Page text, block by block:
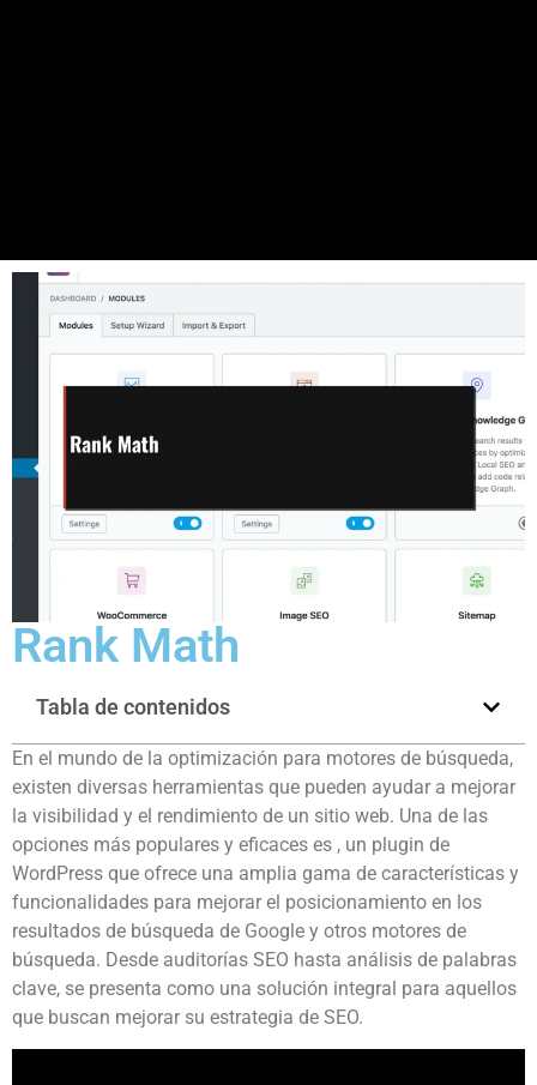
Rank Math
Tabla de contenidos
En el mundo de la optimización para motores de búsqueda,
existen diversas herramientas que pueden ayudar a mejorar
la visibilidad y el rendimiento de un sitio web. Una de las
opciones más populares y eficaces es , un plugin de
WordPress que ofrece una amplia gama de características y
funcionalidades para mejorar el posicionamiento en los
resultados de búsqueda de Google y otros motores de
búsqueda. Desde auditorías SEO hasta análisis de palabras
clave, se presenta como una solución integral para aquellos
que buscan mejorar su estrategia de SEO.